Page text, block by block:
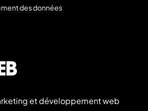
des données
et développement web